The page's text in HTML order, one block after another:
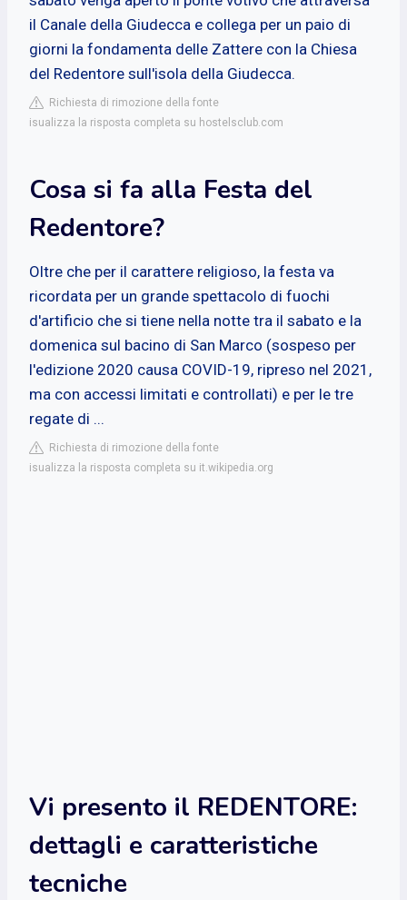
il Canale della Giudecca e collega per un paio di
giorni la fondamenta delle Zattere con la Chiesa
del Redentore sull'isola della Giudecca.
Richiesta di rimozione della fonte
isualizza la risposta completa su hostelsclub.com
Cosa si fa alla Festa del
Redentore?
Oltre che per il carattere religioso, la festa va
ricordata per un grande spettacolo di fuochi
d'artificio che si tiene nella notte tra il sabato e la
domenica sul bacino di San Marco (sospeso per
l'edizione 2020 causa COVID-19, ripreso nel 2021,
ma con accessi limitati e controllati) e per le tre
regate di ...
Richiesta di rimozione della fonte
isualizza la risposta completa su it.wikipedia.org
Vi presento il REDENTORE:
dettagli e caratteristiche
tecniche